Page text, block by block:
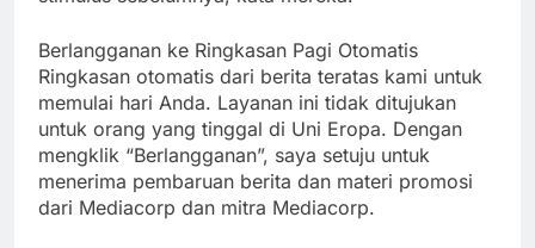
Berlangganan ke Ringkasan Pagi Otomatis
Ringkasan otomatis dari berita teratas kami untuk
memulai hari Anda. Layanan ini tidak ditujukan
untuk orang yang tinggal di Uni Eropa. Dengan
mengklik “Berlangganan”, saya setuju untuk
menerima pembaruan berita dan materi promosi
dari Mediacorp dan mitra Mediacorp.